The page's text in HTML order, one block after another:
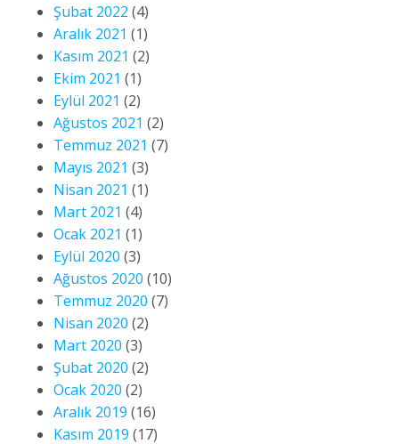
Şubat 2022 (4)
Aralık 2021 (1)
Kasım 2021 (2)
Ekim 2021 (1)
Eylül 2021 (2)
Ağustos 2021 (2)
Temmuz 2021 (7)
Mayıs 2021 (3)
Nisan 2021 (1)
Mart 2021 (4)
Ocak 2021 (1)
Eylül 2020 (3)
Ağustos 2020 (10)
Temmuz 2020 (7)
Nisan 2020 (2)
Mart 2020 (3)
Şubat 2020 (2)
Ocak 2020 (2)
Aralık 2019 (16)
Kasım 2019 (17)